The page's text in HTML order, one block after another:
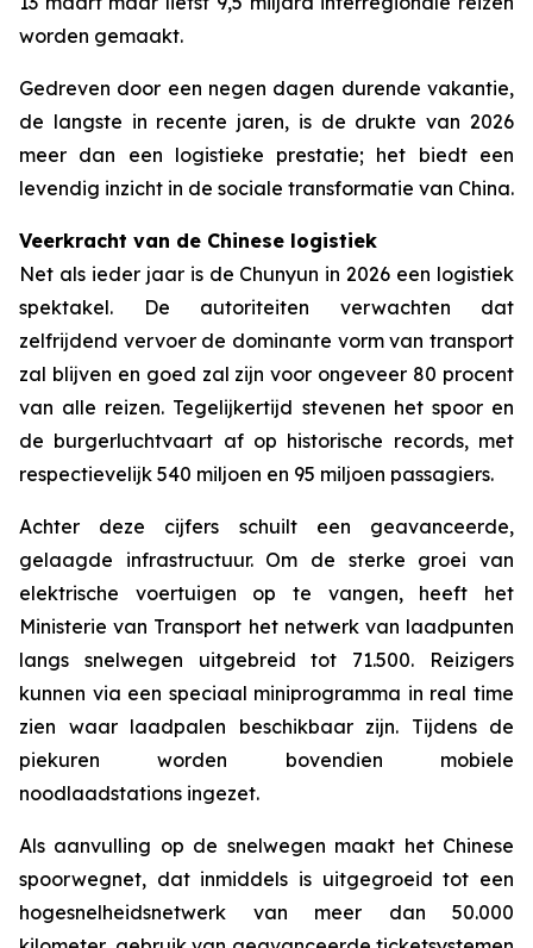
worden gemaakt.
Gedreven door een negen dagen durende vakantie,
de langste in recente jaren, is de drukte van 2026
meer dan een logistieke prestatie; het biedt een
levendig inzicht in de sociale transformatie van China.
Veerkracht van de Chinese logistiek
Net als ieder jaar is de Chunyun in 2026 een logistiek
spektakel. De autoriteiten verwachten dat
zelfrijdend vervoer de dominante vorm van transport
zal blijven en goed zal zijn voor ongeveer 80 procent
van alle reizen. Tegelijkertijd stevenen het spoor en
de burgerluchtvaart af op historische records, met
respectievelijk 540 miljoen en 95 miljoen passagiers.
Achter deze cijfers schuilt een geavanceerde,
gelaagde infrastructuur. Om de sterke groei van
elektrische voertuigen op te vangen, heeft het
Ministerie van Transport het netwerk van laadpunten
langs snelwegen uitgebreid tot 71.500. Reizigers
kunnen via een speciaal miniprogramma in real time
zien waar laadpalen beschikbaar zijn. Tijdens de
piekuren worden bovendien mobiele
noodlaadstations ingezet.
Als aanvulling op de snelwegen maakt het Chinese
spoorwegnet, dat inmiddels is uitgegroeid tot een
hogesnelheidsnetwerk van meer dan 50.000